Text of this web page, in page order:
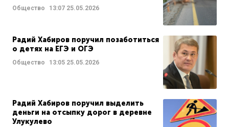
Общество 13:07 25.05.2026
Радий Хабиров поручил позаботиться
о детях на ЕГЭ и ОГЭ
Общество 13:05 25.05.2026
Радий Хабиров поручил выделить
деньги на отсыпку дорог в деревне
Улукулево